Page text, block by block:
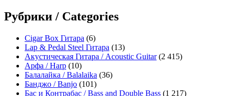
Рубрики / Categories
Cigar Box Гитара (6)
Lap & Pedal Steel Гитара (13)
Акустическая Гитара / Acoustic Guitar(2 415)
Арфа / Harp (10)
Балалайка / Balalaika (36)
Банджо / Banjo (101)
Бас и Контрабас / Bass and Double Bass (1 217)